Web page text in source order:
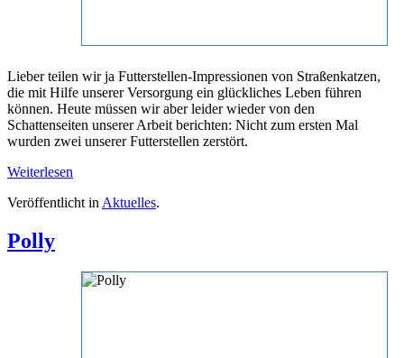
Lieber teilen wir ja Futterstellen-Impressionen von Straßenkatzen,
die mit Hilfe unserer Versorgung ein glückliches Leben führen
können. Heute müssen wir aber leider wieder von den
Schattenseiten unserer Arbeit berichten: Nicht zum ersten Mal
wurden zwei unserer Futterstellen zerstört.
Weiterlesen
Veröffentlicht in Aktuelles.
Polly